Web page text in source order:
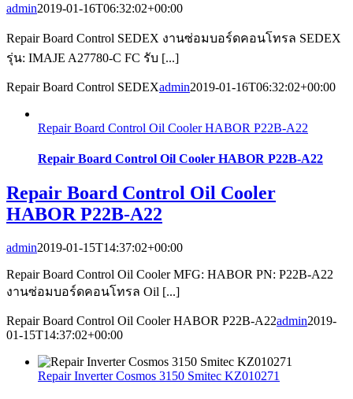
admin2019-01-16T06:32:02+00:00
Repair Board Control SEDEX งานซ่อมบอร์ดคอนโทรล SEDEX
รุ่น: IMAJE A27780-C FC รับ [...]
Repair Board Control SEDEXadmin2019-01-16T06:32:02+00:00
Repair Board Control Oil Cooler HABOR P22B-A22
Repair Board Control Oil Cooler HABOR P22B-A22
Repair Board Control Oil Cooler
HABOR P22B-A22
admin2019-01-15T14:37:02+00:00
Repair Board Control Oil Cooler MFG: HABOR PN: P22B-A22
งานซ่อมบอร์ดคอนโทรล Oil [...]
Repair Board Control Oil Cooler HABOR P22B-A22admin2019-
01-15T14:37:02+00:00
Repair Inverter Cosmos 3150 Smitec KZ010271